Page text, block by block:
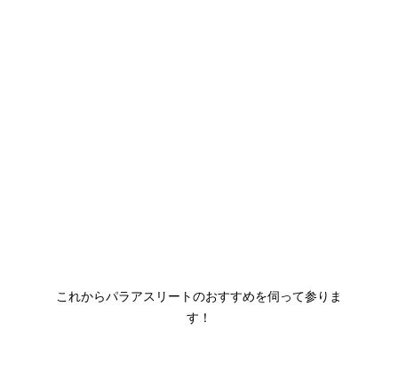
これからパラアスリートのおすすめを伺って参りま
す！